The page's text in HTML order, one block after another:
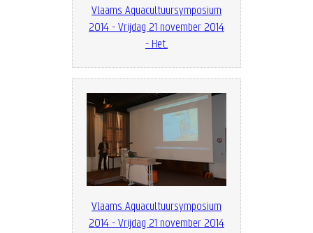
Vlaams Aquacultuursymposium
2014 - Vrijdag 21 november 2014
- Het...
Vlaams Aquacultuursymposium
2014 - Vrijdag 21 november 2014